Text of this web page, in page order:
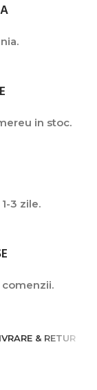
in stoc.
3 zile.
& RETUR